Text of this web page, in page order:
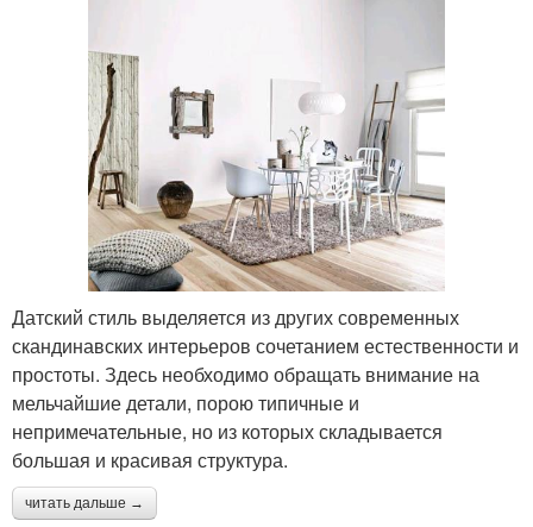
Датский стиль выделяется из других современных
скандинавских интерьеров сочетанием естественности и
простоты. Здесь необходимо обращать внимание на
мельчайшие детали, порою типичные и
непримечательные, но из которых складывается
большая и красивая структура.
читать дальше →